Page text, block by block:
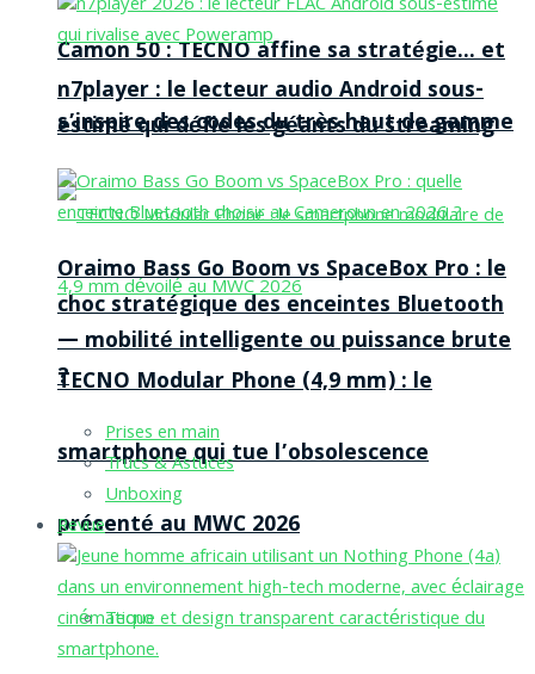
Camon 50 : TECNO affine sa stratégie… et
s’inspire des codes du très haut de gamme
TECNO Modular Phone (4,9 mm) : le
smartphone qui tue l’obsolescence
présenté au MWC 2026
Tecno
n7player : le lecteur audio Android sous-
estimé qui défie les géants du streaming
Oraimo Bass Go Boom vs SpaceBox Pro : le
choc stratégique des enceintes Bluetooth
— mobilité intelligente ou puissance brute
?
Prises en main
Trucs & Astuces
Unboxing
Revue